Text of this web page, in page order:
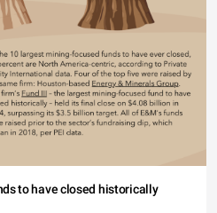
to have closed historically